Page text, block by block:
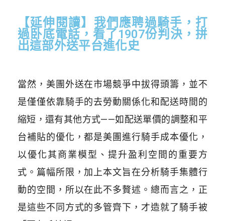
【延伸閱讀】我們應聘過騎手，打
過卧底電話，看了1907份判決，拼
出這部外送平台進化史
當然，美團外送在市場競爭中拔得頭籌，並不
是僅僅依靠騎手的去勞動關係化和配送時間的
縮短，還有其他方式——如配送單價的調整和平
台補貼的優化，都是美團進行騎手成本優化，
以優化其商業模型、提升盈利空間的重要方
式。篇幅所限，加上本文旨在分析騎手集體行
動的空間，所以在此不多贅述。總而言之，正
是這些不同方式的多管齊下，才造就了騎手被